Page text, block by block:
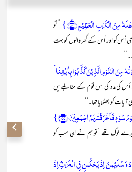
مِنَ الۡکَرۡبِ الۡعَظِیۡمِ ﴿ۚ۷۶﴾}
’’تو
کو اور اُس کے گھر والوں کو بہت
مِنَ الۡقَوۡمِ الَّذِیۡنَ کَذَّبُوۡا بِاٰیٰتِنَا
اُس کی مدد کی اس قوم کے مقابلے میں
کو جھٹلایا تھا۔‘‘
سَوۡءٍ فَاَغۡرَقۡنٰہُمۡ اَجۡمَعِیۡنَ ﴿۷۷﴾}
ُبرے لوگ تھے ‘تو ہم نے ان سب کو
وَ سُلَیۡمٰنَ اِذۡ یَحۡکُمٰنِ فِی الۡحَرۡثِ اِذۡ